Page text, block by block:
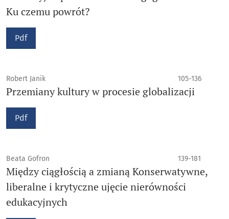
Ku czemu powrót?
Pdf
Robert Janik 105-136
Przemiany kultury w procesie globalizacji
Pdf
Beata Gofron 139-181
Między ciągłością a zmianą Konserwatywne,
liberalne i krytyczne ujęcie nierówności
edukacyjnych